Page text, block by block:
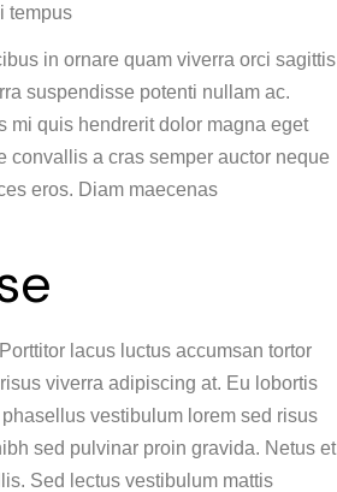
tempus
in ornare quam viverra orci sagittis
suspendisse potenti nullam ac.
mi quis hendrerit dolor magna eget
convallis a cras semper auctor neque
eros. Diam maecenas
lacus luctus accumsan tortor
viverra adipiscing at. Eu lobortis
vestibulum lorem sed risus
sed pulvinar proin gravida. Netus et
Sed lectus vestibulum mattis